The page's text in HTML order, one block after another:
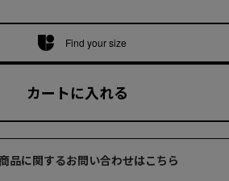
Find your size
カートに入れる
品に関するお問い合わせはこちら